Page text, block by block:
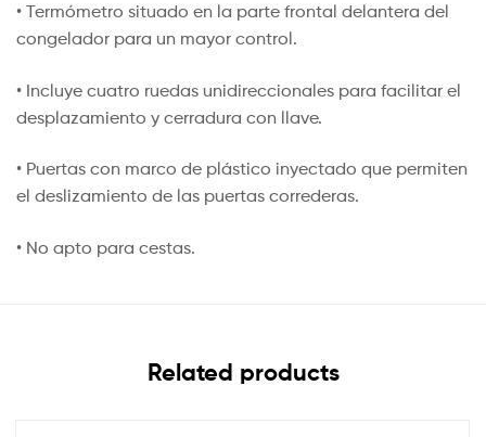
• Termómetro situado en la parte frontal delantera del
congelador para un mayor control.
• Incluye cuatro ruedas unidireccionales para facilitar el
desplazamiento y cerradura con llave.
• Puertas con marco de plástico inyectado que permiten
el deslizamiento de las puertas correderas.
• No apto para cestas.
Related products